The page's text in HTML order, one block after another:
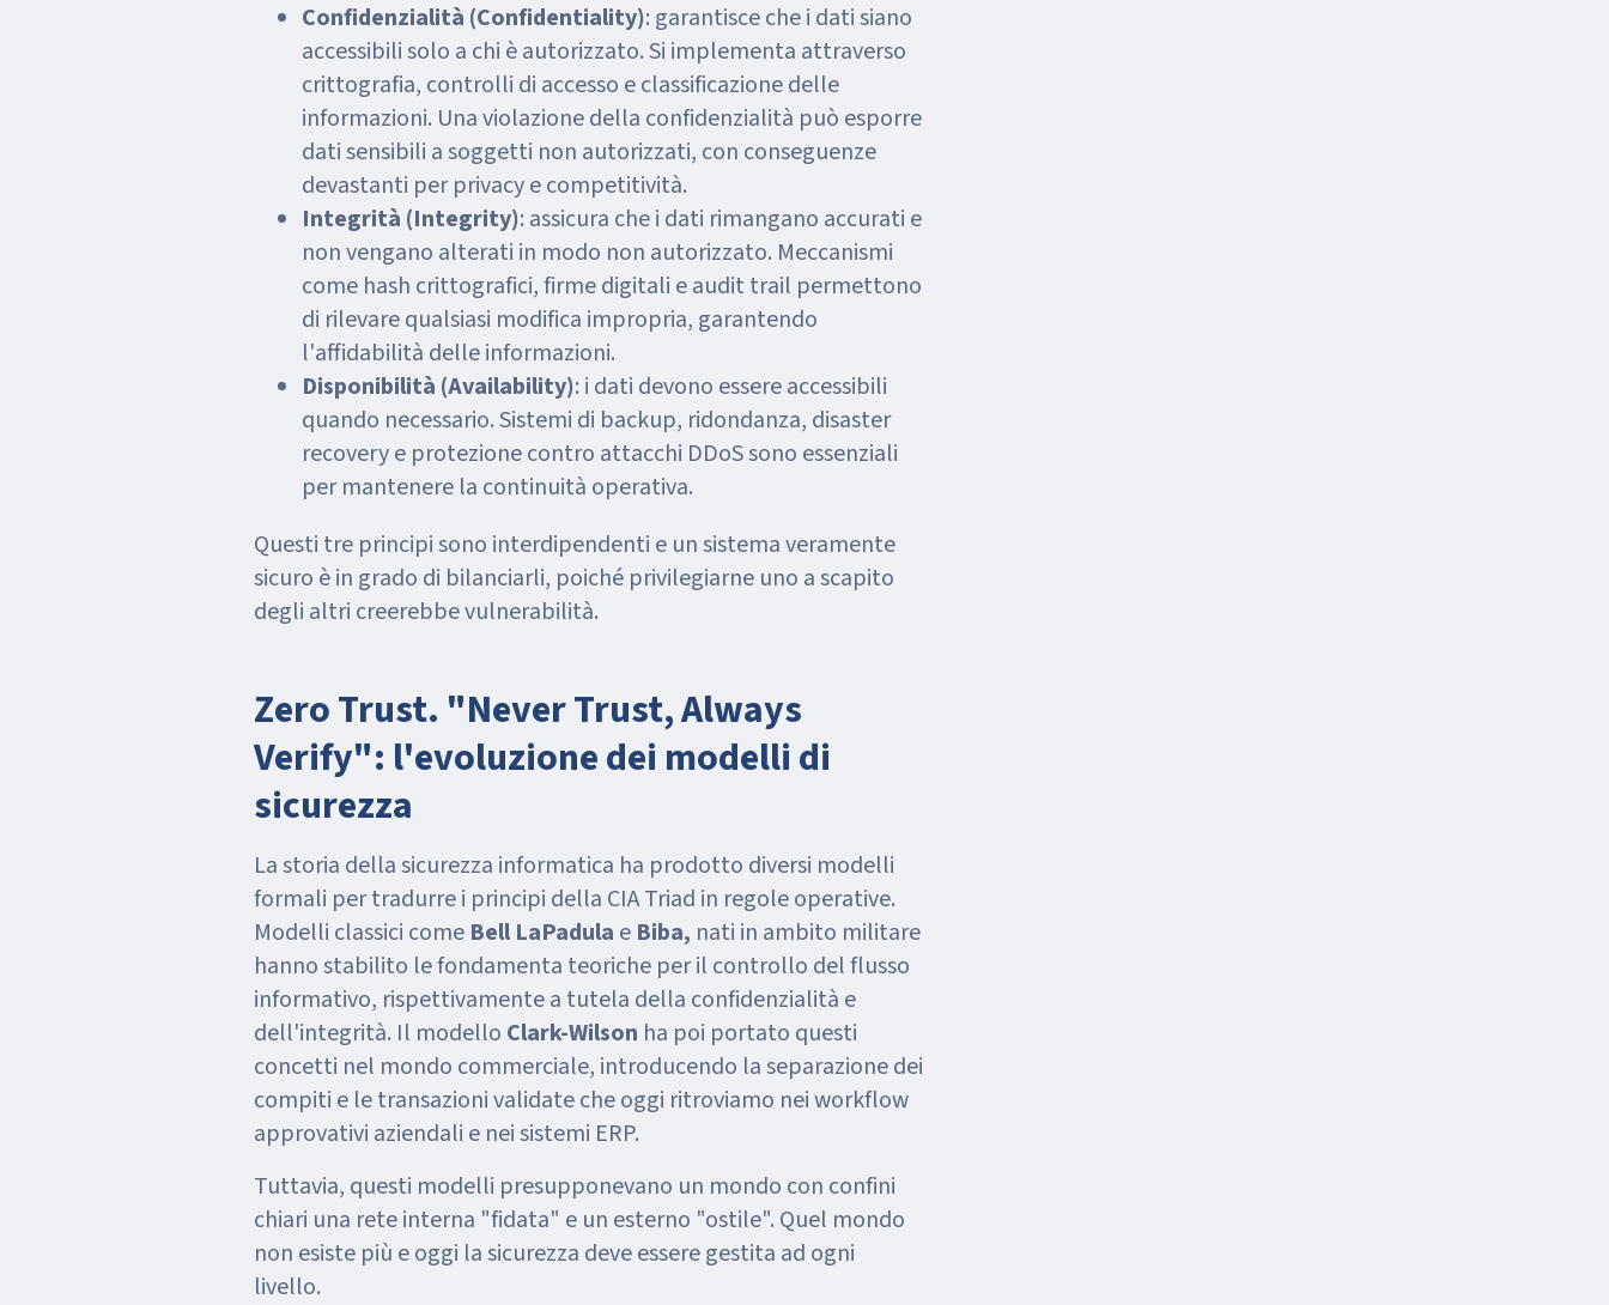
Confidenzialità (Confidentiality): garantisce che i dati siano
accessibili solo a chi è autorizzato. Si implementa attraverso
crittografia, controlli di accesso e classificazione delle
informazioni. Una violazione della confidenzialità può esporre
dati sensibili a soggetti non autorizzati, con conseguenze
devastanti per privacy e competitività.
Integrità (Integrity): assicura che i dati rimangano accurati e
non vengano alterati in modo non autorizzato. Meccanismi
come hash crittografici, firme digitali e audit trail permettono
di rilevare qualsiasi modifica impropria, garantendo
l'affidabilità delle informazioni.
Disponibilità (Availability): i dati devono essere accessibili
quando necessario. Sistemi di backup, ridondanza, disaster
recovery e protezione contro attacchi DDoS sono essenziali
per mantenere la continuità operativa.
Questi tre principi sono interdipendenti e un sistema veramente
sicuro è in grado di bilanciarli, poiché privilegiarne uno a scapito
degli altri creerebbe vulnerabilità.
Zero Trust. "Never Trust, Always
Verify": l'evoluzione dei modelli di
sicurezza
La storia della sicurezza informatica ha prodotto diversi modelli
formali per tradurre i principi della CIA Triad in regole operative.
Modelli classici come Bell LaPadula e Biba, nati in ambito militare
hanno stabilito le fondamenta teoriche per il controllo del flusso
informativo, rispettivamente a tutela della confidenzialità e
dell'integrità. Il modello Clark-Wilson ha poi portato questi
concetti nel mondo commerciale, introducendo la separazione dei
compiti e le transazioni validate che oggi ritroviamo nei workflow
approvativi aziendali e nei sistemi ERP.
Tuttavia, questi modelli presupponevano un mondo con confini
chiari una rete interna "fidata" e un esterno "ostile". Quel mondo
non esiste più e oggi la sicurezza deve essere gestita ad ogni
livello.